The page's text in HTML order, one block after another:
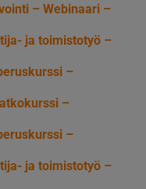
– Webinaari –
ja toimistotyö –
–
–
–
ja toimistotyö –